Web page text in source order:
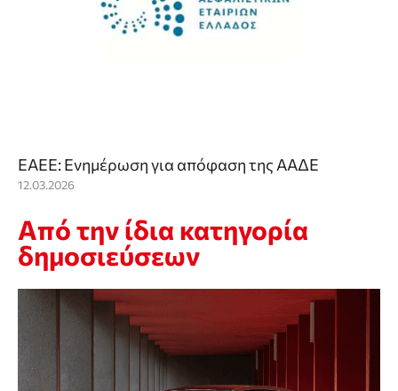
ΕΑΕΕ: Ενημέρωση για απόφαση της ΑΑΔΕ
12.03.2026
Από την ίδια κατηγορία
δημοσιεύσεων